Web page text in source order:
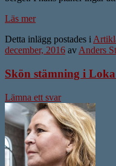
Läs mer
Detta inlägg postades i
december, 2016 av Anders
Skön stämning i
Lämna ett svar